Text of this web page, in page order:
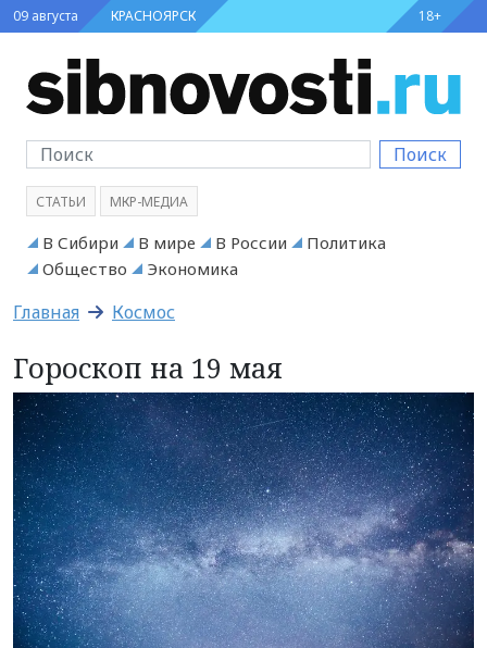
09 августа КРАСНОЯРСК 18+
Поиск
СТАТЬИ МКР-МЕДИА
В Сибири В мире В России
Политика
Общество
Экономика
Главная Космос
Гороскоп на 19 мая